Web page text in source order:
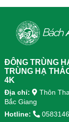
ĐÔNG TRÙNG
TRÙNG HẠ
4K
Địa chỉ:
Thôn
Bắc Giang
Hotline: